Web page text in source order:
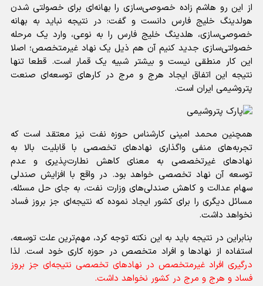
از این رو هاشم زاده خصوصی‌سازی را بهانه‌ای برای خصولتی شدن
هولدینگ خلیج فارس دانست و گفت: در نتیجه نباید به بهانه
خصوصی‌سازی، هلدینگ خلیج فارس را به نوعی، وارد یک مرحله
خصولتی‌سازی جدید کنیم آن هم ذیل یک نهاد غیرمتخصص؛ اصلا
این کار منطقی نیست و بیشتر شبیه یک قمار است. قطعا تنها
نتیجه این اتفاق ایجاد هرج و مرج در کارهای توسعه‌ای صنعت
پتروشیمی ایران است.
همچنین محمد امینی کارشناس حوزه نفت نیز معتقد است که
تجربه‌های منفی واگذاری نهادهای تخصصی با قابلیت بالا به
نهادهای غیرتخصصی به معنای کاهش نطارت‌پذیری و عدم
توسعه آن نهاد تخصصی خواهد بود. در واقع با افزایش صندلی
سهام عدالت و کاهش صندلی‌های وزارت نفت، به جای حل مسئله،
مسائل دیگری را برای کشور ایجاد نموده که نتیجه‌ای جز بروز فساد
نخواهد داشت.
بنابراین در نتیجه باید به این نکته توجه کرد، مهم‌ترین علت توسعه،
استفاده از نهادها و افراد متخصص در حوزه کاری خود است. لذا
درگیری افراد غیرمتخصص در نهادهای تخصصی نتیجه‌ای جز بروز
فساد و هرج و مرج در کشور نخواهد داشت.